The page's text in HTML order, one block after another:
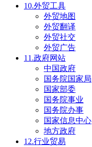
10.外贸工具
外贸地图
外贸翻译
外贸社交
外贸广告
11.政府网站
中国政府
国务院国家局
国家部委
国务院事业
国务院办事
国家信息中心
地方政府
12.行业贸易